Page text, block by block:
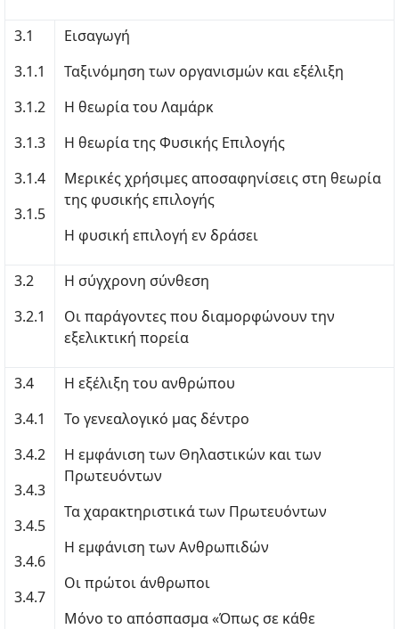
3.1
3.1.1
3.1.2
3.1.3
3.1.4
3.1.5
Εισαγωγή
Ταξινόμηση των οργανισμών και εξέλιξη
Η θεωρία του Λαμάρκ
Η θεωρία της Φυσικής Επιλογής
Μερικές χρήσιμες αποσαφηνίσεις στη θεωρία
της φυσικής επιλογής
Η φυσική επιλογή εν δράσει
3.2
3.2.1
Η σύγχρονη σύνθεση
Οι παράγοντες που διαμορφώνουν την
εξελικτική πορεία
3.4
3.4.1
3.4.2
3.4.3
3.4.5
3.4.6
3.4.7
Η εξέλιξη του ανθρώπου
Το γενεαλογικό μας δέντρο
Η εμφάνιση των Θηλαστικών και των
Πρωτευόντων
Τα χαρακτηριστικά των Πρωτευόντων
Η εμφάνιση των Ανθρωπιδών
Οι πρώτοι άνθρωποι
Μόνο το απόσπασμα «Όπως σε κάθε